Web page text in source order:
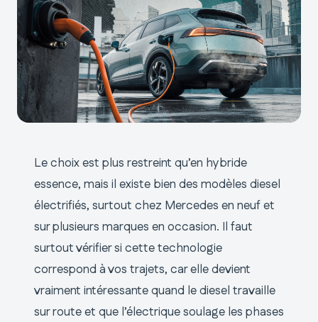
Le choix est plus restreint qu’en hybride
essence, mais il existe bien des modèles diesel
électrifiés, surtout chez Mercedes en neuf et
sur plusieurs marques en occasion. Il faut
surtout vérifier si cette technologie
correspond à vos trajets, car elle devient
vraiment intéressante quand le diesel travaille
sur route et que l’électrique soulage les phases